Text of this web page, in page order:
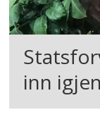
inn igjen